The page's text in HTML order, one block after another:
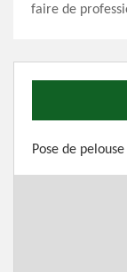
faire de
Pose de